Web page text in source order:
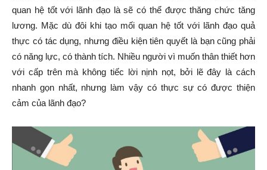
quan hệ tốt với lãnh đạo là sẽ có thể được thăng chức tăng
lương. Mặc dù đôi khi tạo mối quan hệ tốt với lãnh đạo quả
thực có tác dụng, nhưng điều kiện tiên quyết là bạn cũng phải
có năng lực, có thành tích. Nhiều người vì muốn thân thiết hơn
với cấp trên mà không tiếc lời nịnh nọt, bởi lẽ đây là cách
nhanh gọn nhất, nhưng làm vậy có thực sự có được thiện
cảm của lãnh đạo?